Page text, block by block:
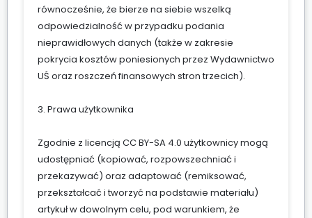
równocześnie, że bierze na siebie wszelką
odpowiedzialność w przypadku podania
nieprawidłowych danych (także w zakresie
pokrycia kosztów poniesionych przez Wydawnictwo
UŚ oraz roszczeń finansowych stron trzecich).
3. Prawa użytkownika
Zgodnie z licencją CC BY-SA 4.0 użytkownicy mogą
udostępniać (kopiować, rozpowszechniać i
przekazywać) oraz adaptować (remiksować,
przekształcać i tworzyć na podstawie materiału)
artykuł w dowolnym celu, pod warunkiem, że